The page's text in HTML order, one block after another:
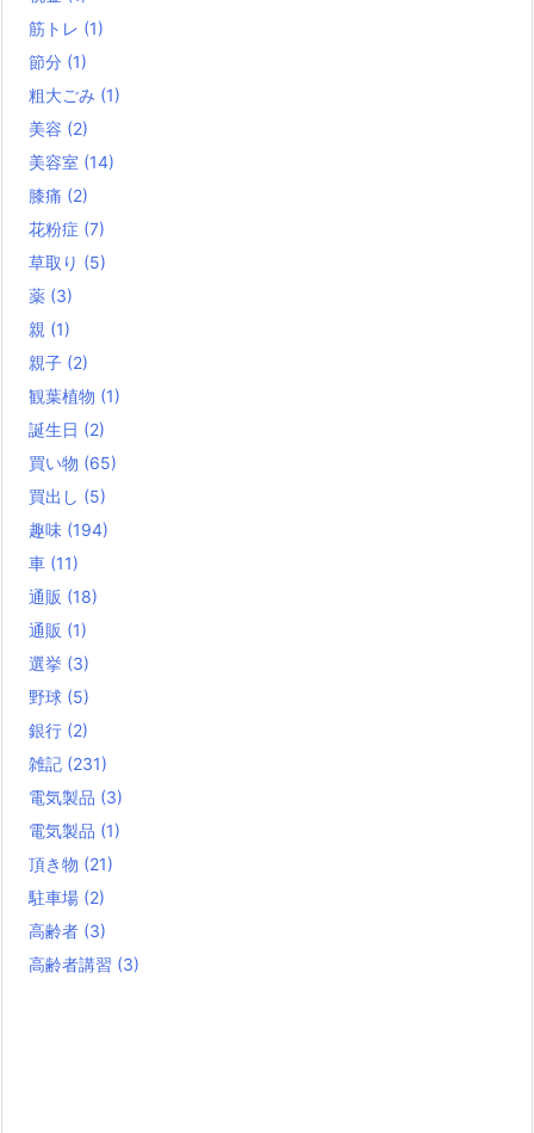
筋トレ (1)
節分 (1)
粗大ごみ (1)
美容 (2)
美容室 (14)
膝痛 (2)
花粉症 (7)
草取り (5)
薬 (3)
親 (1)
親子 (2)
観葉植物 (1)
誕生日 (2)
買い物 (65)
買出し (5)
趣味 (194)
車 (11)
通販 (18)
通販 (1)
選挙 (3)
野球 (5)
銀行 (2)
雑記 (231)
電気製品 (3)
電気製品 (1)
頂き物 (21)
駐車場 (2)
高齢者 (3)
高齢者講習 (3)